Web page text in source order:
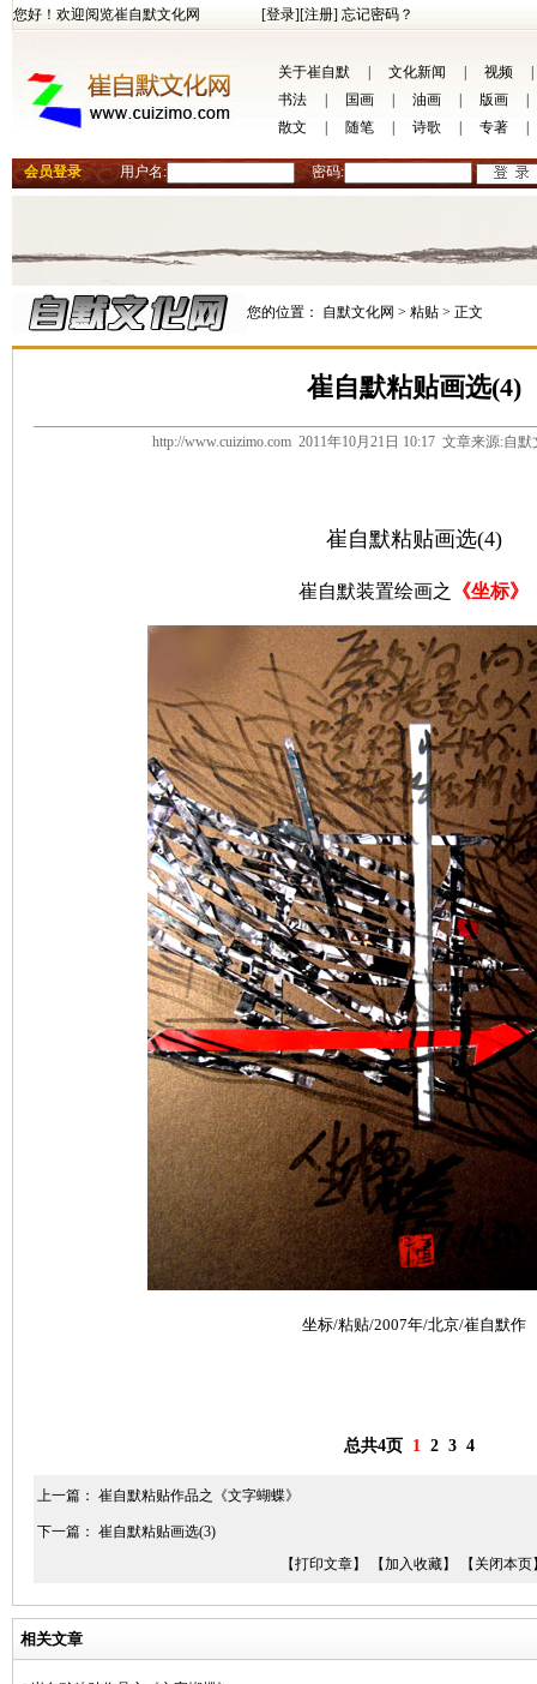
您好！欢迎阅览崔自默文化网 [登录][注册] 忘记密码？
关于崔自默 文化新闻 视频
书法
国画 油画 版画
散文
随笔 诗歌 专著
会员登录 用户名: 密码:
您的位置： 自默文化网 > 粘贴 > 正文
崔自默粘贴画选(4)
http://www.cuizimo.com 2011年10月21日 10:17 文章来源:自
崔自默粘贴画选(4)
崔自默装置绘画之 《坐标》
坐标/粘贴/2007年/北京/崔自默作
总共4页 1 2 3 4
上一篇： 崔自默粘贴作品之《文字蝴蝶》
下一篇： 崔自默粘贴画选(3)
【打印文章】
【加入收藏】 【关闭本页
相关文章